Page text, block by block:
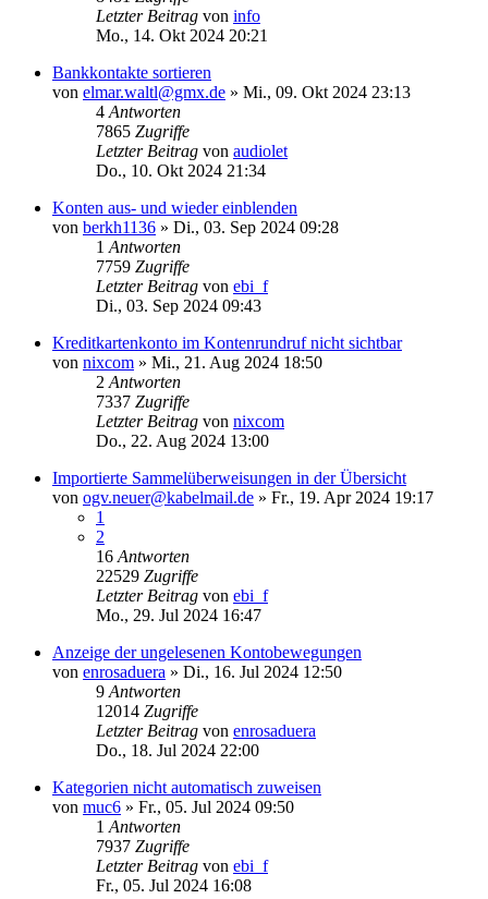
Letzter Beitrag von info
Mo., 14. Okt 2024 20:21
Bankkontakte sortieren
von elmar.waltl@gmx.de » Mi., 09. Okt 2024 23:13
4 Antworten
7865 Zugriffe
Letzter Beitrag von audiolet
Do., 10. Okt 2024 21:34
Konten aus- und wieder einblenden
von berkh1136 » Di., 03. Sep 2024 09:28
1 Antworten
7759 Zugriffe
Letzter Beitrag von ebi_f
Di., 03. Sep 2024 09:43
Kreditkartenkonto im Kontenrundruf nicht sichtbar
von nixcom » Mi., 21. Aug 2024 18:50
2 Antworten
7337 Zugriffe
Letzter Beitrag von nixcom
Do., 22. Aug 2024 13:00
Importierte Sammelüberweisungen in der Übersicht
von ogv.neuer@kabelmail.de » Fr., 19. Apr 2024 19:17
1
2
16 Antworten
22529 Zugriffe
Letzter Beitrag von ebi_f
Mo., 29. Jul 2024 16:47
Anzeige der ungelesenen Kontobewegungen
von enrosaduera » Di., 16. Jul 2024 12:50
9 Antworten
12014 Zugriffe
Letzter Beitrag von enrosaduera
Do., 18. Jul 2024 22:00
Kategorien nicht automatisch zuweisen
von muc6 » Fr., 05. Jul 2024 09:50
1 Antworten
7937 Zugriffe
Letzter Beitrag von ebi_f
Fr., 05. Jul 2024 16:08